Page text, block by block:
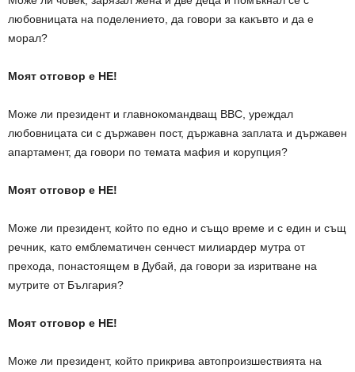
любовницата на поделението, да говори за какъвто и да е
морал?
Моят отговор е НЕ!
Може ли президент и главнокомандващ ВВС, уреждал
любовницата си с държавен пост, държавна заплата и държавен
апартамент, да говори по темата мафия и корупция?
Моят отговор е НЕ!
Може ли президент, който по едно и също време и с един и същ
речник, като емблематичен сенчест милиардер мутра от
прехода, понастоящем в Дубай, да говори за изритване на
мутрите от България?
Моят отговор е НЕ!
Може ли президент, който прикрива автопроизшествията на